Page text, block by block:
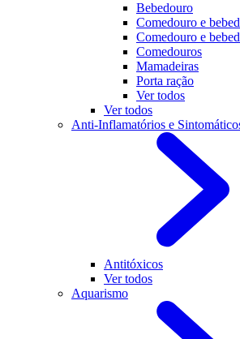
Bebedouro
Comedouro e
Comedouro e
Comedouros
Mamadeiras
Porta ração
Ver todos
Ver todos
Anti-Inflamatórios e
Antitóxicos
Ver todos
Aquarismo